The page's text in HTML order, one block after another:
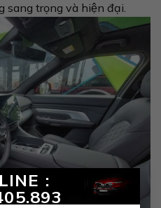
:
×
sang trọng và hiện đại.